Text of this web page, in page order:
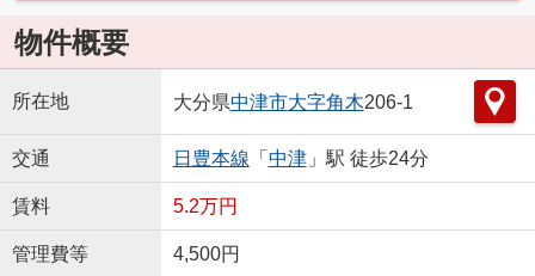
物件概要
所在地 大分県中津市大字角木206-1
交通 日豊本線 「 中津」駅 徒歩24分
賃料 5.2万円
管理費等 4,500円